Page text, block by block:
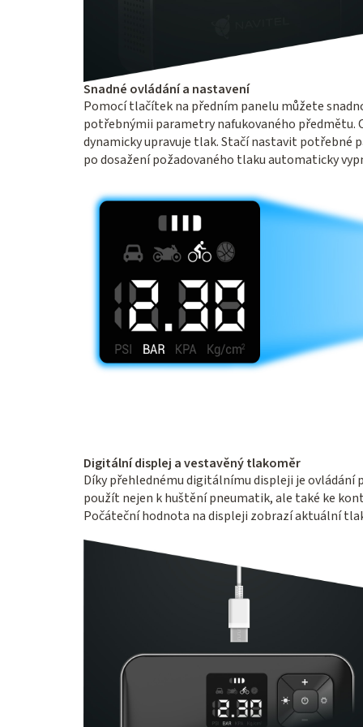
Snadné ovládání a nastavení
Pomocí tlačítek na předním panelu můžete
potřebnýmii parametry nafukovaného předmětu.
dynamicky upravuje tlak. Stačí nastavit potřebné
po dosažení požadovaného tlaku automaticky
Digitální displej a vestavěný tlakoměr
Díky přehlednému digitálnímu displeji je ovládání
použít nejen k huštění pneumatik, ale také ke
Počáteční hodnota na displeji zobrazí aktuální